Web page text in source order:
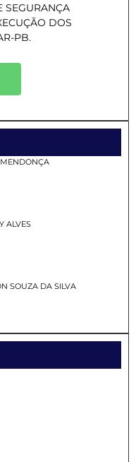
SEGURANÇA
DOS
PB.
ALVES
SOUZA DA SILVA